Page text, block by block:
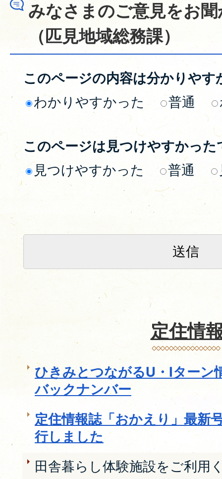
みなさまのご意見をお
（匹見地域総務課）
このページの内容は分かりやす
わかりやすかった
普通
このページは見つけやすかった
見つけやすかった
普通
定住情
ひきみとつながるU・Iターン
バックナンバー
定住情報誌「おかえり」最新
行しました
田舎暮らし体験施設をご利用